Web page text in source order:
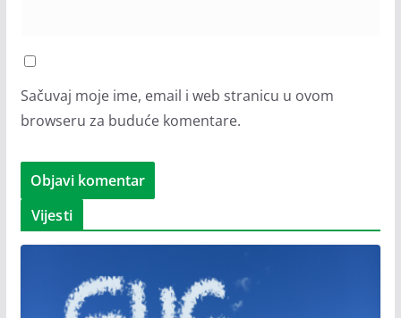
Sačuvaj moje ime, email i web stranicu u ovom
browseru za buduće komentare.
Vijesti